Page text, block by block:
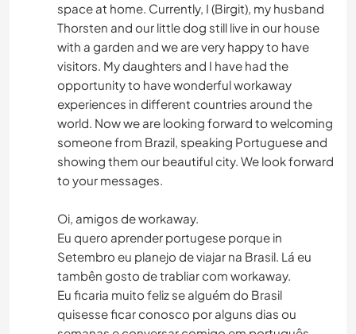
space at home. Currently, I (Birgit), my husband
Thorsten and our little dog still live in our house
with a garden and we are very happy to have
visitors. My daughters and I have had the
opportunity to have wonderful workaway
experiences in different countries around the
world. Now we are looking forward to welcoming
someone from Brazil, speaking Portuguese and
showing them our beautiful city. We look forward
to your messages.
Oi, amigos de workaway.
Eu quero aprender portugese porque in
Setembro eu planejo de viajar na Brasil. Lá eu
tambên gosto de trabliar com workaway.
Eu ficaria muito feliz se alguém do Brasil
quisesse ficar conosco por alguns dias ou